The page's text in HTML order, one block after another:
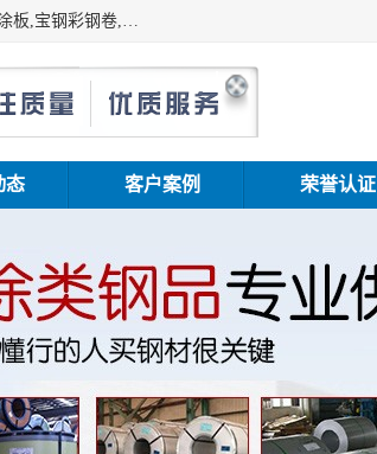
上海志辰实业有限公司主要经销:上海宝钢彩钢卷（宝钢总厂）台湾氟碳彩钢板,烨辉彩钢板,宝钢彩钢板,宝钢彩涂板,宝钢彩钢卷,马钢彩钢板,马钢彩钢卷,镀铝锌钢板,PVDF彩钢板,台湾烨辉彩钢板,高耐候彩钢板,硅改性彩钢板,规格齐全。
态 客户案例 荣誉认证